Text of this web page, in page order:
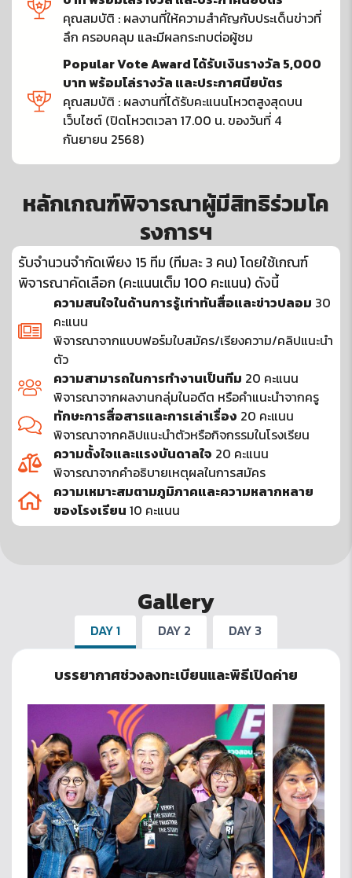
คุณสมบัติ : ผลงานที่ให้ความสำคัญกับประเด็นข่าวที่
ลึก ครอบคลุม และมีผลกระทบต่อผู้ชม
Popular Vote Award ได้รับเงินรางวัล 5,000
บาท พร้อมโล่รางวัล และประกาศนียบัตร
คุณสมบัติ : ผลงานที่ได้รับคะแนนโหวตสูงสุดบน
เว็บไซต์ (ปิดโหวตเวลา 17.00 น. ของวันที่ 4
กันยายน 2568)
หลักเกณฑ์พิจารณาผู้มีสิทธิร่วมโค
รงการฯ
รับจำนวนจำกัดเพียง 15 ทีม (ทีมละ 3 คน) โดยใช้เกณฑ์
พิจารณาคัดเลือก (คะแนนเต็ม 100 คะแนน) ดังนี้
ความสนใจในด้านการรู้เท่าทันสื่อและข่าวปลอม 30
คะแนน
พิจารณาจากแบบฟอร์มใบสมัคร/เรียงความ/คลิปแนะนำ
ตัว
ความสามารถในการทำงานเป็นทีม 20 คะแนน
พิจารณาจากผลงานกลุ่มในอดีต หรือคำแนะนำจากครู
ทักษะการสื่อสารและการเล่าเรื่อง 20 คะแนน
พิจารณาจากคลิปแนะนำตัวหรือกิจกรรมในโรงเรียน
ความตั้งใจและแรงบันดาลใจ 20 คะแนน
พิจารณาจากคำอธิบายเหตุผลในการสมัคร
ความเหมาะสมตามภูมิภาคและความหลากหลาย
ของโรงเรียน 10 คะแนน
Gallery
DAY 1 DAY 2 DAY 3
บรรยากาศช่วงลงทะเบียนและพิธีเปิดค่าย